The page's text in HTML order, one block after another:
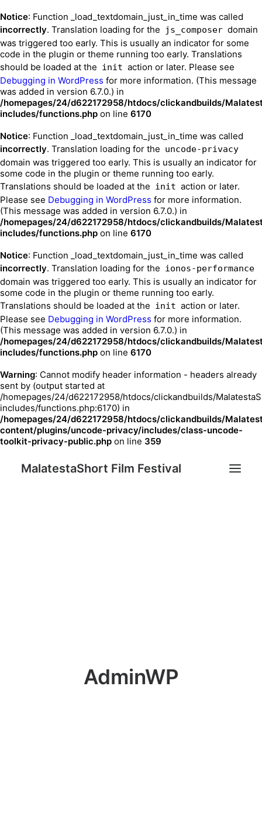
Notice: Function _load_textdomain_just_in_time was called
incorrectly. Translation loading for the js_composer domain
was triggered too early. This is usually an indicator for some
code in the plugin or theme running too early. Translations
should be loaded at the init action or later. Please see
Debugging in WordPress for more information. (This message
was added in version 6.7.0.) in
/homepages/24/d622172958/htdocs/clickandbuilds/
includes/functions.php on line 6170
Notice: Function _load_textdomain_just_in_time was called
incorrectly. Translation loading for the uncode-privacy
domain was triggered too early. This is usually an indicator for
some code in the plugin or theme running too early.
Translations should be loaded at the init action or later.
Please see Debugging in WordPress for more information.
(This message was added in version 6.7.0.) in
/homepages/24/d622172958/htdocs/clickandbuilds/
includes/functions.php on line 6170
Notice: Function _load_textdomain_just_in_time was called
incorrectly. Translation loading for the ionos-performance
domain was triggered too early. This is usually an indicator for
some code in the plugin or theme running too early.
Translations should be loaded at the init action or later.
Please see Debugging in WordPress for more information.
(This message was added in version 6.7.0.) in
/homepages/24/d622172958/htdocs/clickandbuilds/
includes/functions.php on line 6170
Warning: Cannot modify header information - headers already
sent by (output started at
/homepages/24/d622172958/htdocs/clickandbuilds/
includes/functions.php:6170) in
/homepages/24/d622172958/htdocs/clickandbuilds/
content/plugins/uncode-privacy/includes/class-uncode-
toolkit-privacy-public.php on line 359
MalatestaShort Film Festival
AdminWP